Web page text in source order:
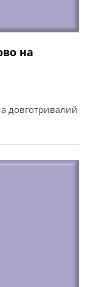
на
довготривалий